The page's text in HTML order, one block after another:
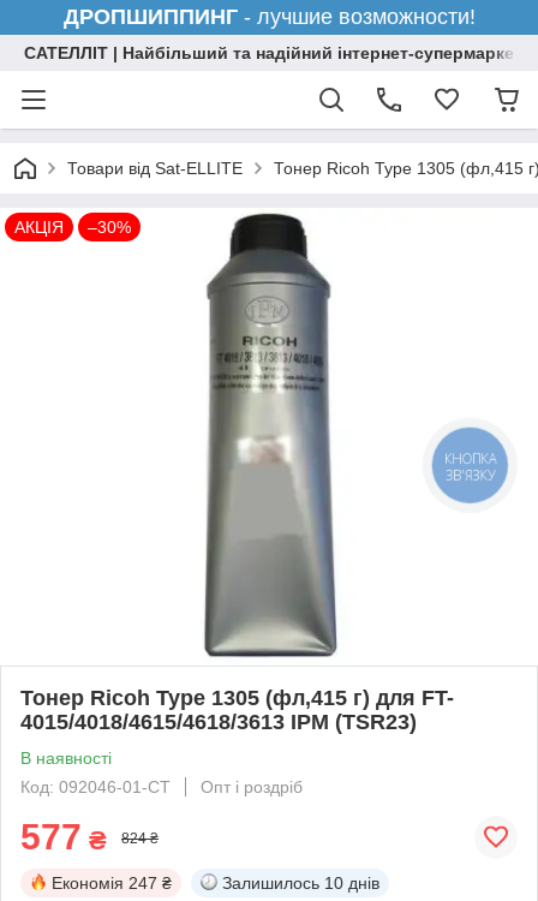
ДРОПШИППИНГ- лучшие возможности!
САТЕЛЛІТ | Найбільший та надійний інтернет-супермаркет
Товари від Sat-ELLITE Тонер Ricoh Type 1305 (фл,415
АКЦІЯ –30%
Тонер Ricoh Type 1305 (фл,415 г) для FT-
4015/4018/4615/4618/3613 IPM (TSR23)
В наявності
Код: 092046-01-СТ
Опт і роздріб
577 ₴ 824 ₴
Економія 247 ₴ Залишилось 10 днів
КНОПКА
ЗВ'ЯЗКУ